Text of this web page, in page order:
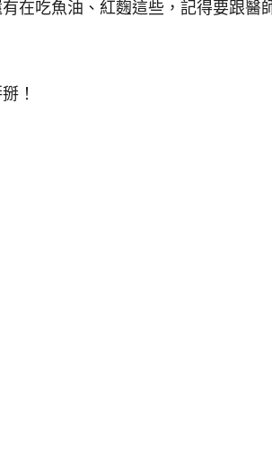
在吃魚油、紅麴這些，記得要跟醫
！